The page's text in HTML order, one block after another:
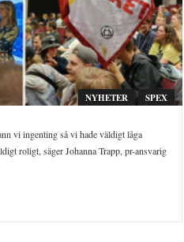
NYHETER SPEX
vi ingenting så vi hade väldigt låga
roligt, säger Johanna Trapp, pr-ansvarig